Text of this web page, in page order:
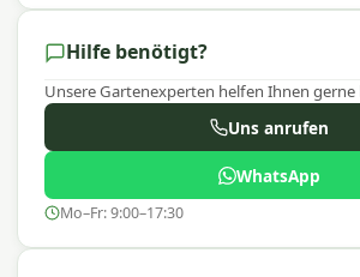
Hilfe benötigt?
Unsere Gartenexperten helfen Ihnen gerne
Uns anrufen
WhatsApp
Mo–Fr: 9:00–17:30